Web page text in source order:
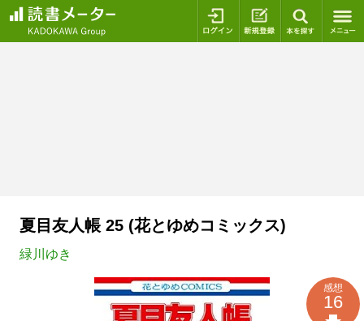
ログイン 新規登録
夏目友人帳 25 (花とゆめコミックス)
緑川ゆき
感想
16